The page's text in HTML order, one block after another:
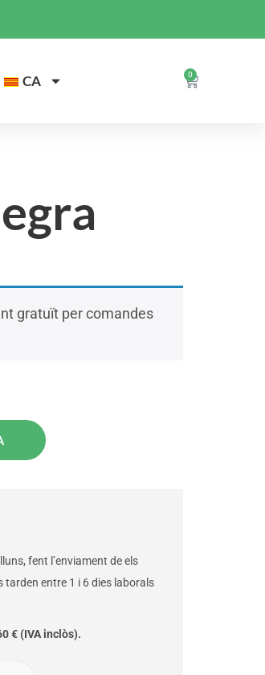
CA 0
gratuït per comandes
fent l’enviament de els
entre 1 i 6 dies laborals
€ (IVA inclòs).